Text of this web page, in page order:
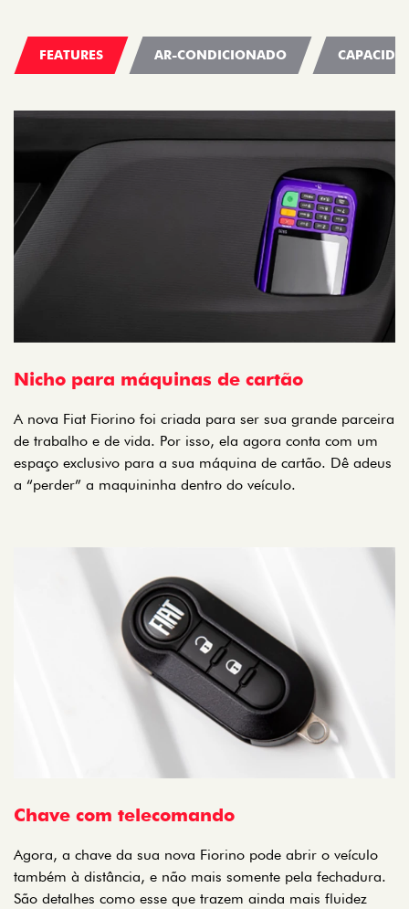
FEATURES AR-CONDICIONADO
Nicho para máquinas de cartão
A nova Fiat Fiorino foi criada para ser sua grande parceira
de trabalho e de vida. Por isso, ela agora conta com um
espaço exclusivo para a sua máquina de cartão. Dê adeus
a “perder” a maquininha dentro do veículo.
Chave com telecomando
Agora, a chave da sua nova Fiorino pode abrir o veículo
também à distância, e não mais somente pela fechadura.
São detalhes como esse que trazem ainda mais fluidez